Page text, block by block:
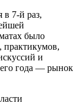
7-й раз,
было
практикумов,
и
года — рынок